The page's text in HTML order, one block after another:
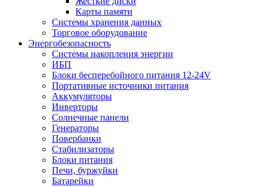
Карты памяти
Системы хранения данных
Торговое оборудование
Энергобезопасность
Системы накопления энергии
ИБП
Блоки бесперебойного питания 12-24V
Портативные источники питания
Аккумуляторы
Инверторы
Солнечные панели
Генераторы
Повербанки
Стабилизаторы
Блоки питания
Печи, буржуйки
Батарейки